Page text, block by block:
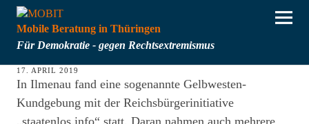
Mobile Beratung in Thüringen
Für Demokratie - gegen Rechtsextremismus
17. APRIL 2019
In Ilmenau fand eine sogenannte Gelbwesten-
Kundgebung mit der Reichsbürgerinitiative